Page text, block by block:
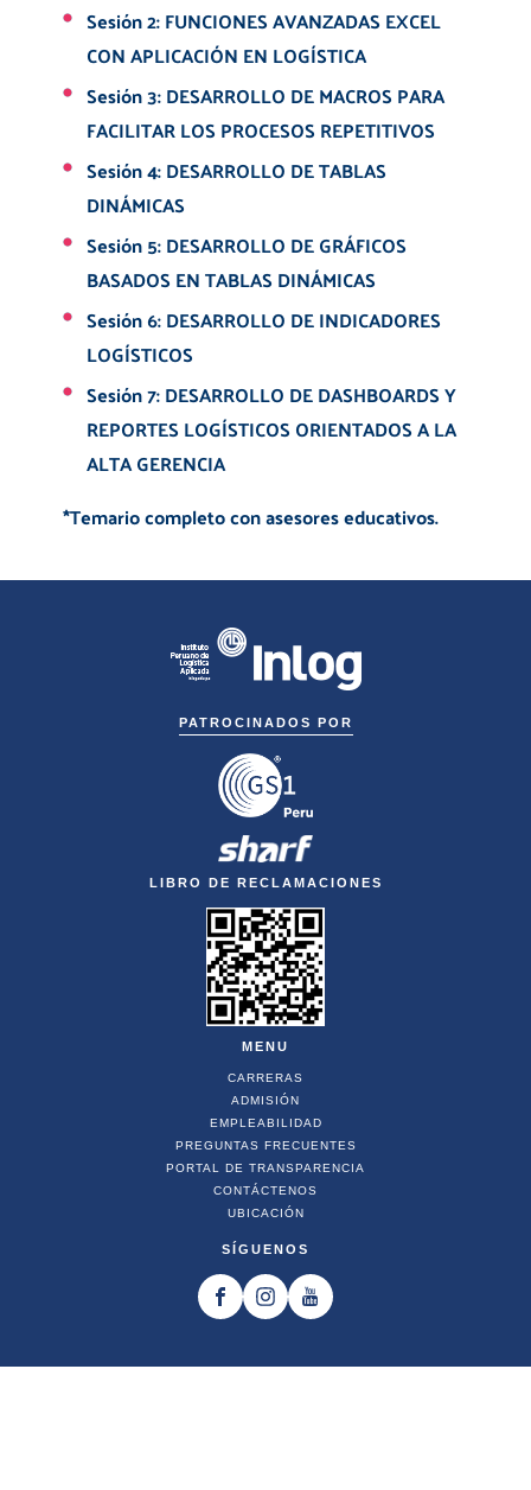
Sesión 2: FUNCIONES AVANZADAS EXCEL
CON APLICACIÓN EN LOGÍSTICA
Sesión 3: DESARROLLO DE MACROS PARA
FACILITAR LOS PROCESOS REPETITIVOS
Sesión 4: DESARROLLO DE TABLAS
DINÁMICAS
Sesión 5: DESARROLLO DE GRÁFICOS
BASADOS EN TABLAS DINÁMICAS
Sesión 6: DESARROLLO DE INDICADORES
LOGÍSTICOS
Sesión 7: DESARROLLO DE DASHBOARDS Y
REPORTES LOGÍSTICOS ORIENTADOS A LA
ALTA GERENCIA
*Temario completo con asesores educativos.
PATROCINADOS POR
LIBRO DE RECLAMACIONES
MENU
CARRERAS
ADMISIÓN
EMPLEABILIDAD
PREGUNTAS FRECUENTES
PORTAL DE TRANSPARENCIA
CONTÁCTENOS
UBICACIÓN
SÍGUENOS